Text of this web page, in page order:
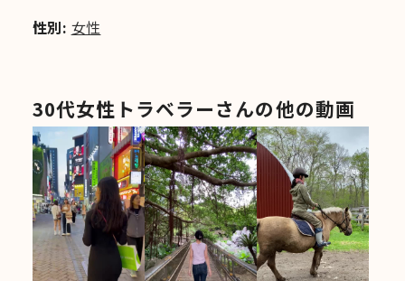
性別: 女性
30代女性トラベラーさんの他の動画